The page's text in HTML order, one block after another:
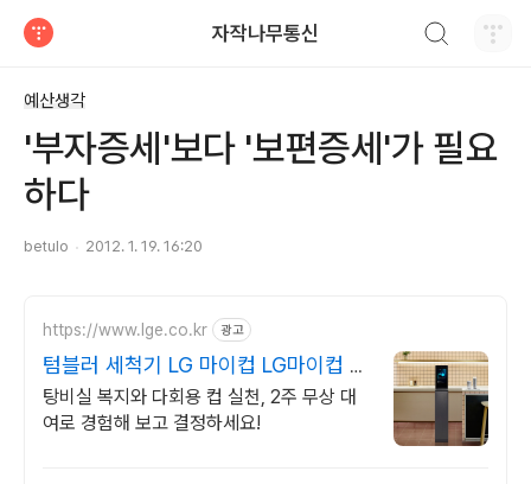
자작나무통신
예산생각
'부자증세'보다 '보편증세'가 필요
하다
betulo 2012. 1. 19. 16:20
https://www.lge.co.kr 광고
텀블러 세척기 LG 마이컵 LG마이컵 무
상대여신청
탕비실 복지와 다회용 컵 실천, 2주 무상 대
여로 경험해 보고 결정하세요!